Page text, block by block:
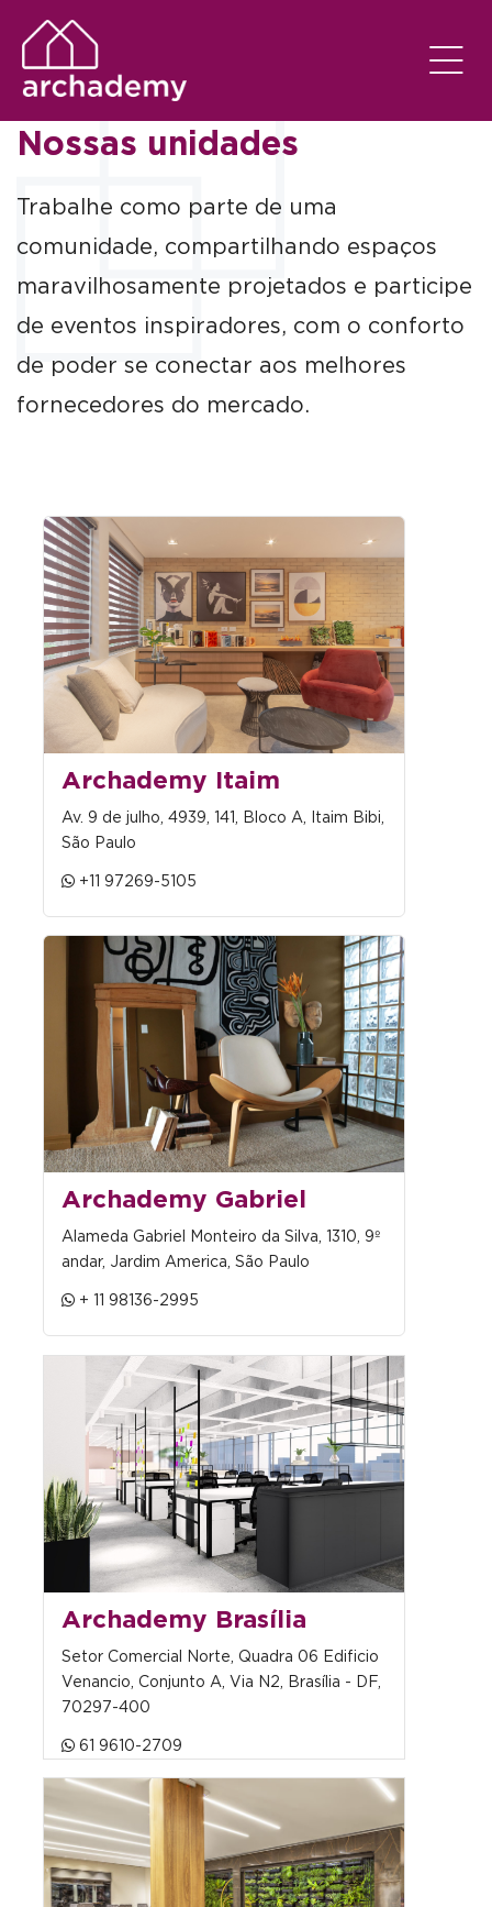
Nossas unidades
Trabalhe como parte de uma
comunidade, compartilhando espaços
maravilhosamente projetados e participe
de eventos inspiradores, com o conforto
de poder se conectar aos melhores
fornecedores do mercado.
Archademy Itaim
Av. 9 de julho, 4939, 141, Bloco A, Itaim Bibi,
São Paulo
+11 97269-5105
Archademy Gabriel
Alameda Gabriel Monteiro da Silva, 1310, 9º
andar, Jardim America, São Paulo
+ 11 98136-2995
Archademy Brasília
Setor Comercial Norte, Quadra 06 Edificio
Venancio, Conjunto A, Via N2, Brasília - DF,
70297-400
61 9610-2709